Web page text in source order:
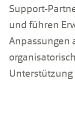
Support-
und führen
Anpassungen
Unterstützung